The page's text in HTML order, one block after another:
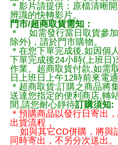
＊影片請提供：原檔清晰
辨識的快轉影片。
門市/超商取貨需知：
＊ 如需發行當日取貨參
除外)，請於門市購物。
＊在您下單完成後,如因個
下單完成後24小時(上班日
作業。超商取貨付款,如需
日上班日上午12時前來電
＊超商取貨:訂購之商品將
送達您指定的便利商店,轉
間,請您耐心靜待訂購須知:
＊預購商品以發行日寄出
出貨流程，
如與其它CD併購，將與
同時寄出，不另分次送出。